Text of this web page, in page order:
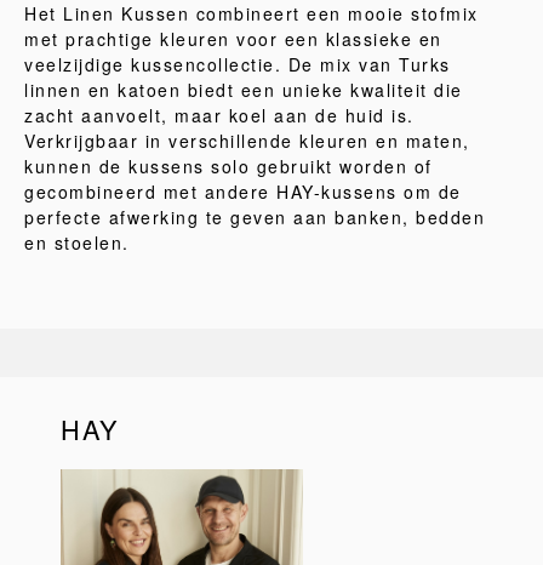
Het Linen Kussen combineert een mooie stofmix
met prachtige kleuren voor een klassieke en
veelzijdige kussencollectie. De mix van Turks
linnen en katoen biedt een unieke kwaliteit die
zacht aanvoelt, maar koel aan de huid is.
Verkrijgbaar in verschillende kleuren en maten,
kunnen de kussens solo gebruikt worden of
gecombineerd met andere HAY-kussens om de
perfecte afwerking te geven aan banken, bedden
en stoelen.
HAY